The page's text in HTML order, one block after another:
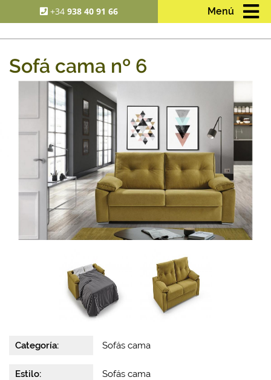
+34938 40 91 66 Menú
Sofá cama nº 6
Categoría: Sofás cama
Estilo: Sofás cama